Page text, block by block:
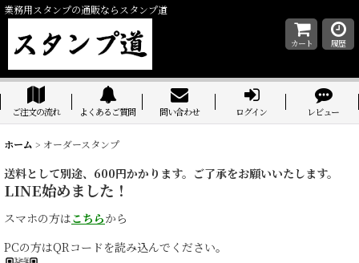
業務用スタンプの通販ならスタンプ道
カート 履歴
ご注文の流れ よくあるご質問 問い合わせ ログイン レビュー
ホーム > オーダースタンプ
送料として別途、600円かかります。ご了承をお願いいたします。
LINE始めました！
スマホの方はこちらから
PCの方はQRコードを読み込んでください。